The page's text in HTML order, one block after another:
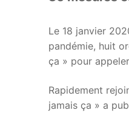
Le 18 janvier
pandémie, huit
ça » pour
Rapidement
jamais ça » a